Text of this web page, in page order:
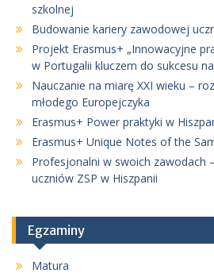
szkolnej
Budowanie kariery zawodowej
Projekt Erasmus+ „Innowacyjne
w Portugalii kluczem do sukcesu
Nauczanie na miarę XXI wieku –
młodego Europejczyka
Erasmus+ Power praktyki w
Erasmus+ Unique Notes of the
Profesjonalni w swoich zawodach
uczniów ZSP w Hiszpanii
Egzaminy
Matura